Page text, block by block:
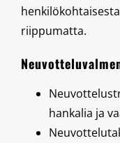
riippumatta.
hankalia ja